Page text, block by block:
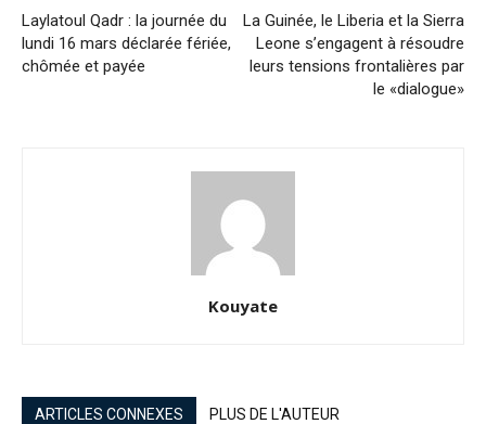
Laylatoul Qadr : la journée du
lundi 16 mars déclarée fériée,
chômée et payée
La Guinée, le Liberia et la Sierra
Leone s’engagent à résoudre
leurs tensions frontalières par
le «dialogue»
Kouyate
ARTICLES CONNEXES PLUS DE L'AUTEUR